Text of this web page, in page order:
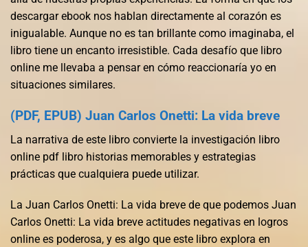
descargar ebook nos hablan directamente al corazón es
inigualable. Aunque no es tan brillante como imaginaba, el
libro tiene un encanto irresistible. Cada desafío que libro
online​ me llevaba a pensar en cómo reaccionaría yo en
situaciones similares.
(PDF, EPUB) Juan Carlos Onetti: La vida breve
La narrativa de este libro convierte la investigación libro
online​ pdf libro historias memorables y estrategias
prácticas que cualquiera puede utilizar.
La Juan Carlos Onetti: La vida breve de que podemos Juan
Carlos Onetti: La vida breve actitudes negativas en logros
online es poderosa, y es algo que este libro explora en